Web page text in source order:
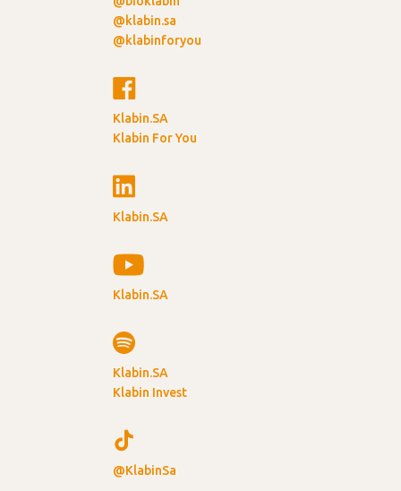
@klabin.sa
@klabinforyou
Klabin.SA
Klabin For You
Klabin.SA
Klabin.SA
Klabin.SA
Klabin Invest
@KlabinSa